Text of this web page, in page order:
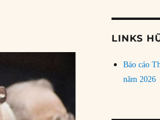
LINKS
Báo cáo
năm 2026